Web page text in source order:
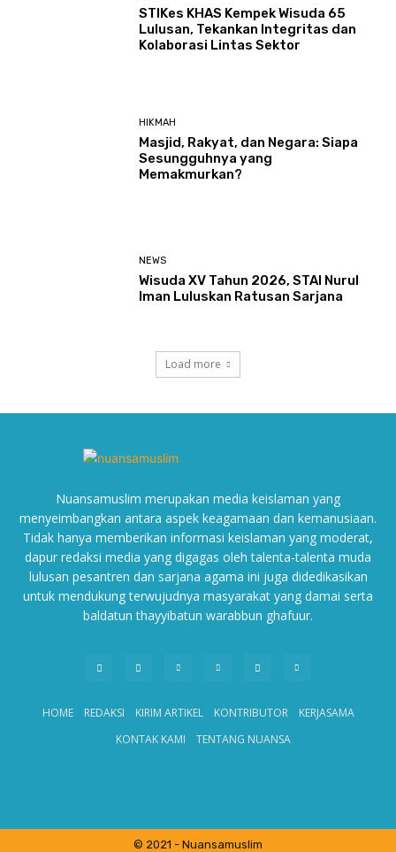
STIKes KHAS Kempek Wisuda 65
Lulusan, Tekankan Integritas dan
Kolaborasi Lintas Sektor
HIKMAH
Masjid, Rakyat, dan Negara: Siapa
Sesungguhnya yang
Memakmurkan?
NEWS
Wisuda XV Tahun 2026, STAI Nurul
Iman Luluskan Ratusan Sarjana
Load more
Nuansamuslim merupakan media keislaman yang
menyeimbangkan antara aspek keagamaan dan kemanusiaan.
Tidak hanya memberikan informasi keislaman yang moderat,
dapur redaksi media yang digagas oleh talenta-talenta muda
lulusan pesantren dan sarjana agama ini juga didedikasikan
untuk mendukung terwujudnya masyarakat yang damai serta
baldatun thayyibatun warabbun ghafuur.
HOME REDAKSI KIRIM ARTIKEL KONTRIBUTOR
KERJASAMA
KONTAK KAMI
TENTANG NUANSA
© 2021 - Nuansamuslim